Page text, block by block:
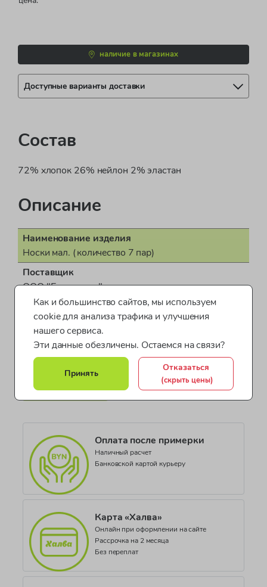
наличие в магазинах
Доступные варианты доставки
Состав
72% хлопок 26% нейлон 2% эластан
Описание
Наименование изделия
Носки мал. (количество 7 пар)
Поставщик
ООО "Бонд стрит"
Пол
для мальчика
Страна производства
Турция
Документ о соответствии
ДЕАЭС № BY/112 11.01. ТР007 156.01 00978
BOYS SOCKS
Показать все характеристики
Белье для мальчиков
Товары для мальчиков
Оплата после примерки
Наличный расчет
Банковской картой курьеру
Карта «Халва»
Онлайн при оформлении на сайте
Рассрочка на 2 месяца
Без переплат
Как и большинство сайтов, мы используем
cookie для анализа трафика и улучшения
нашего сервиса.
Эти данные обезличены. Остаемся на связи?
Принять
Отказаться
(скрыть цены)